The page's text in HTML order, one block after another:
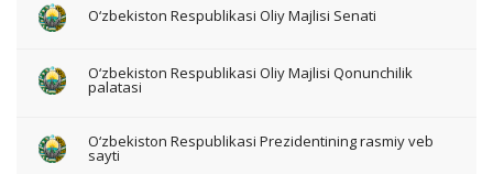
O‘zbekiston Respublikasi Oliy Majlisi Senati
O‘zbekiston Respublikasi Oliy Majlisi Qonunchilik
palatasi
O‘zbekiston Respublikasi Prezidentining rasmiy veb
sayti